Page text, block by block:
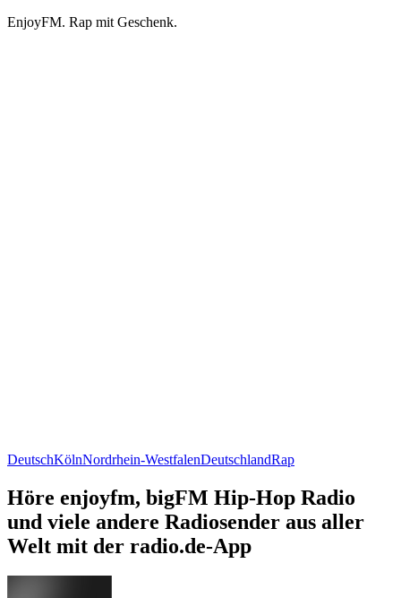
EnjoyFM. Rap mit Geschenk.
DeutschKölnNordrhein-WestfalenDeutschlandRap
Höre enjoyfm, bigFM Hip-Hop Radio
und viele andere Radiosender aus aller
Welt mit der radio.de-App